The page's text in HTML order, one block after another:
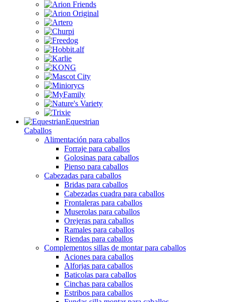
Equestrian
Caballos
Alimentación para caballos
Forraje para caballos
Golosinas para caballos
Pienso para caballos
Cabezadas para caballos
Bridas para caballos
Cabezadas cuadra para caballos
Frontaleras para caballos
Muserolas para caballos
Orejeras para caballos
Ramales para caballos
Riendas para caballos
Complementos sillas de montar para caballos
Aciones para caballos
Alforjas para caballos
Baticolas para caballos
Cinchas para caballos
Estribos para caballos